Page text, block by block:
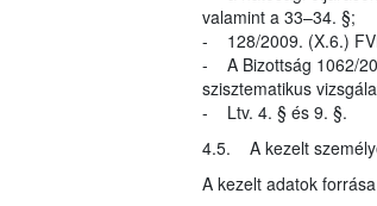
valamint a 33–34. §;
- 128/2009. (X.6.)
- A Bizottság 1062/
szisztematikus
- Ltv. 4. § és 9. §.
4.5. A kezelt
A kezelt adatok